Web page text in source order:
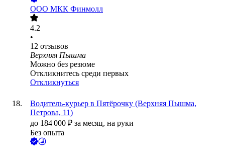
ООО МКК Финмолл
4.2
•
12 отзывов
Верхняя Пышма
Можно без резюме
Откликнитесь среди первых
Откликнуться
Водитель-курьер в Пятёрочку (Верхняя Пышма,
Петрова, 11)
до 184 000 ₽ за месяц, на руки
Без опыта